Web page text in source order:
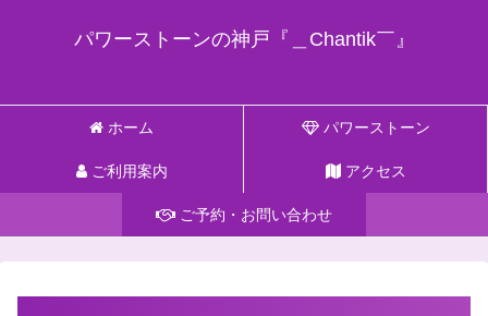
パワーストーンの神戸『＿Chantik￣』
ホーム パワーストーン
ご利用案内 アクセス
ご予約・お問い合わせ